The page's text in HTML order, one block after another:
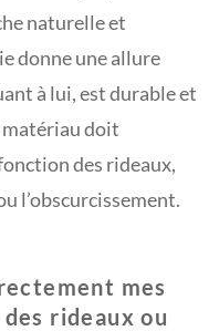
naturelle et
donne une allure
à lui, est durable et
matériau doit
des rideaux,
l’obscurcissement.
mes
rideaux ou